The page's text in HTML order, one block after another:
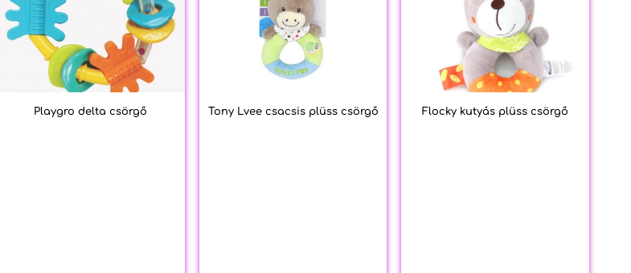
Playgro delta csörgő Tony Lvee csacsis plüss csörgő Flocky kutyás plüss csörgő